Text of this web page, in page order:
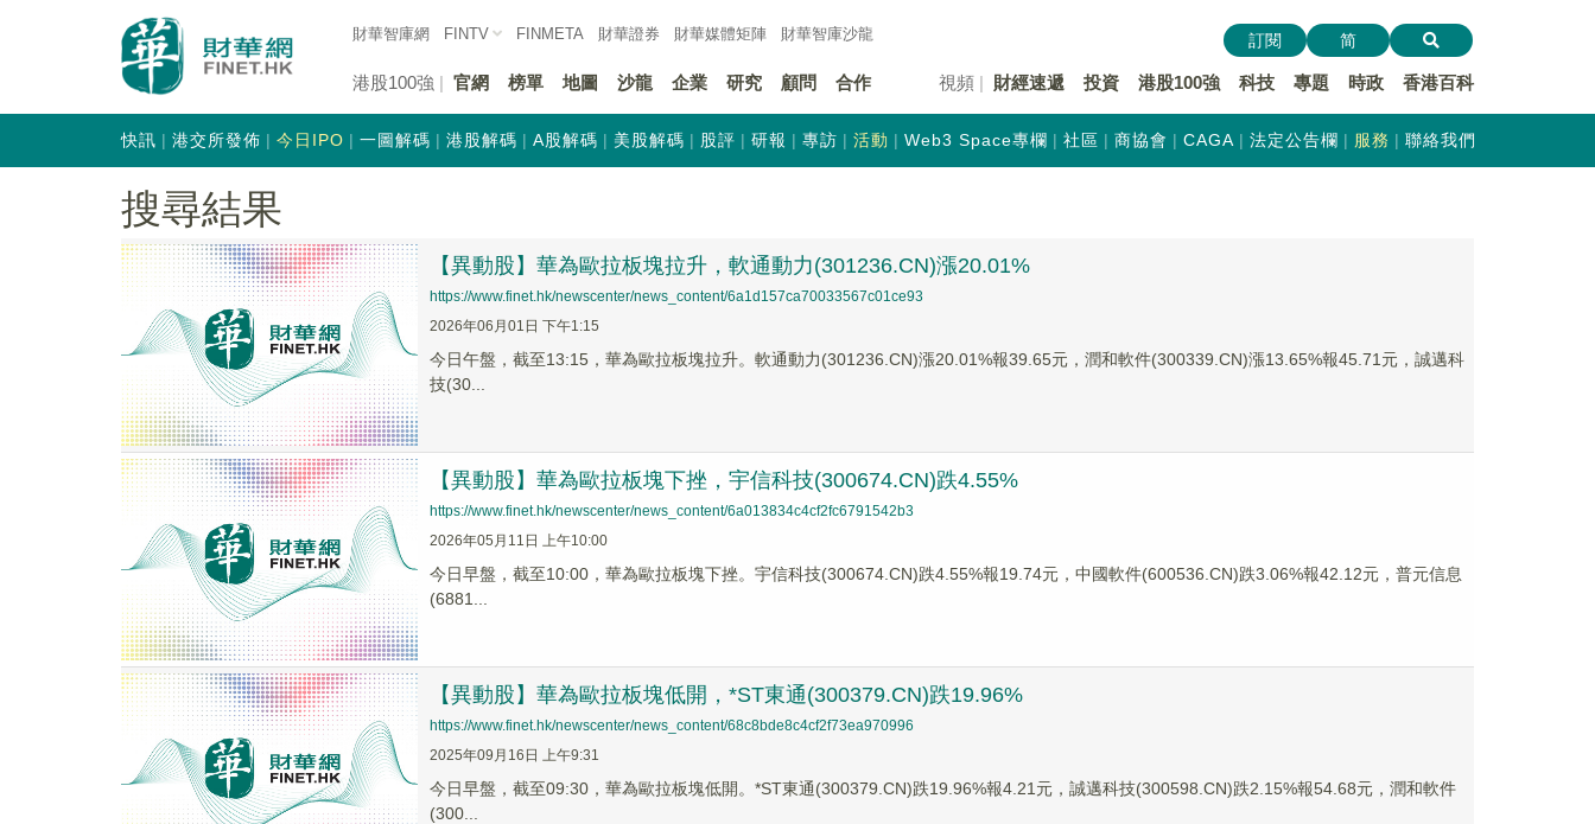
財華智庫網 FINTV FINMETA 財華證券 財華媒體矩陣 財華智庫沙龍
港股100強 官網 榜單 地圖 沙龍 企業 研究 顧問 合作 視頻 財經速遞 投資 港股100強 科技 專題 時政 香港百科
訂閱 简
快訊 港交所發佈 今日IPO 一圖解碼 港股解碼 A股解碼 美股解碼 股評 研報 專訪 活動 Web3 Space專欄 社區 商協會 CAGA 法定公告欄 服務 聯絡我們
搜尋結果
【異動股】華為歐拉板塊拉升，軟通動力(301236.CN)漲20.01%
https://www.finet.hk/newscenter/news_content/6a1d157ca70033567c01ce93
2026年06月01日 下午1:15
今日午盤，截至13:15，華為歐拉板塊拉升。軟通動力(301236.CN)漲20.01%報39.65元，潤和軟件(300339.CN)漲13.65%報45.71元，誠邁科
技(30...
【異動股】華為歐拉板塊下挫，宇信科技(300674.CN)跌4.55%
https://www.finet.hk/newscenter/news_content/6a013834c4cf2fc6791542b3
2026年05月11日 上午10:00
今日早盤，截至10:00，華為歐拉板塊下挫。宇信科技(300674.CN)跌4.55%報19.74元，中國軟件(600536.CN)跌3.06%報42.12元，普元信息
(6881...
【異動股】華為歐拉板塊低開，*ST東通(300379.CN)跌19.96%
https://www.finet.hk/newscenter/news_content/68c8bde8c4cf2f73ea970996
2025年09月16日 上午9:31
今日早盤，截至09:30，華為歐拉板塊低開。*ST東通(300379.CN)跌19.96%報4.21元，誠邁科技(300598.CN)跌2.15%報54.68元，潤和軟件
(300...